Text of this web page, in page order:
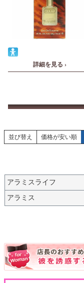
詳細を見る ›
並び替え 価格が安い順
アラミスライフ
アラミス